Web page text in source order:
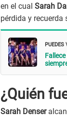
en el cual Sarah
pérdida y recuerda
PUEDES
¿Quién
Sarah Denser